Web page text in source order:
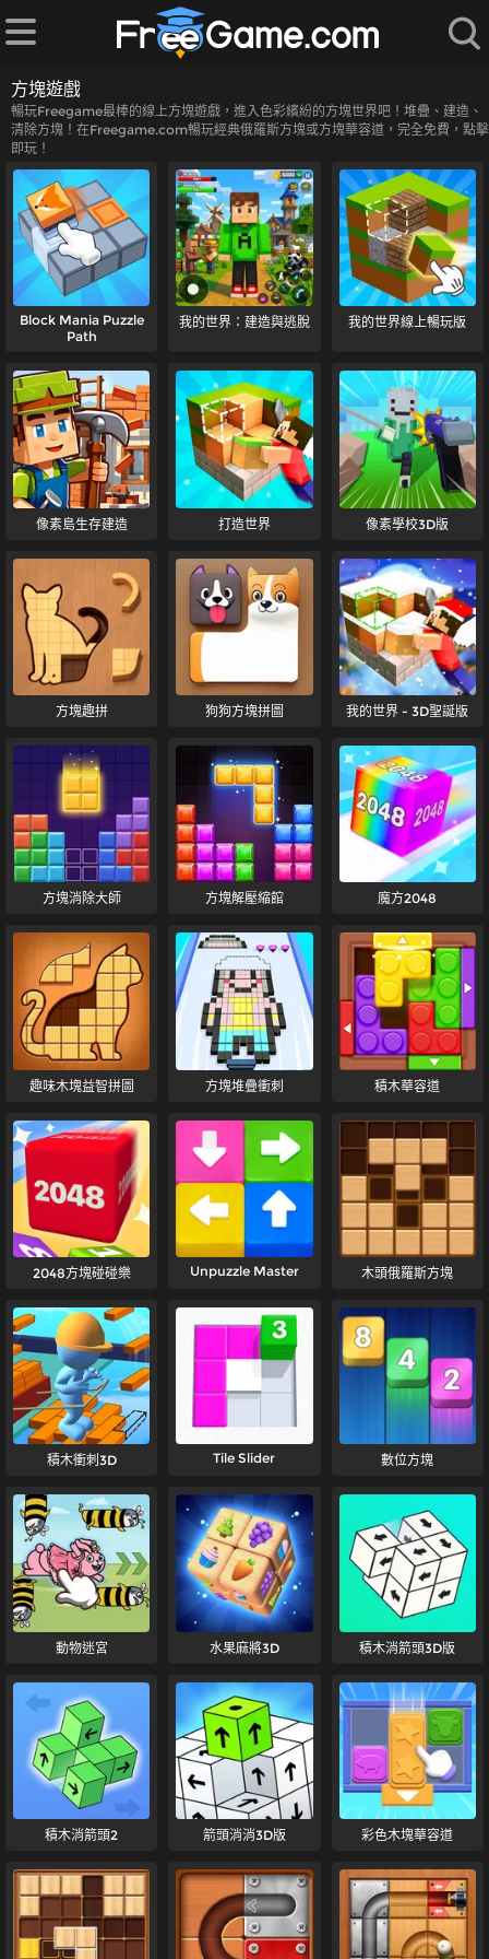
方塊遊戲
暢玩Freegame最棒的線上方塊遊戲，進入色彩繽紛的方塊世界吧！堆疊、建造、
清除方塊！在Freegame.com暢玩經典俄羅斯方塊或方塊華容道，完全免費，點擊
即玩！
Block Mania Puzzle
Path
我的世界：建造與逃脫 我的世界線上暢玩版
像素島生存建造 打造世界 像素學校3D版
方塊趣拼 狗狗方塊拼圖 我的世界 - 3D聖誕版
方塊消除大師 方塊解壓縮館 魔方2048
趣味木塊益智拼圖 方塊堆疊衝刺 積木華容道
2048方塊碰碰樂 Unpuzzle Master 木頭俄羅斯方塊
積木衝刺3D Tile Slider 數位方塊
動物迷宮 水果麻將3D 積木消箭頭3D版
積木消箭頭2 箭頭消消3D版 彩色木塊華容道